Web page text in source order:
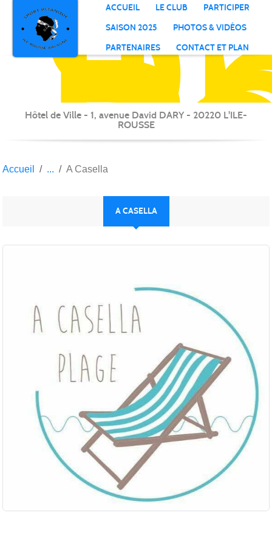
ACCUEIL LE CLUB
PARTICIPER
SAISON 2025
PHOTOS & VIDÉOS
PARTENAIRES
CONTACT ET PLAN
Hôtel de Ville - 1, avenue David DARY - 20220 L'ILE-
ROUSSE
Accueil A Casella
A CASELLA
Panneau de gestion des cookies